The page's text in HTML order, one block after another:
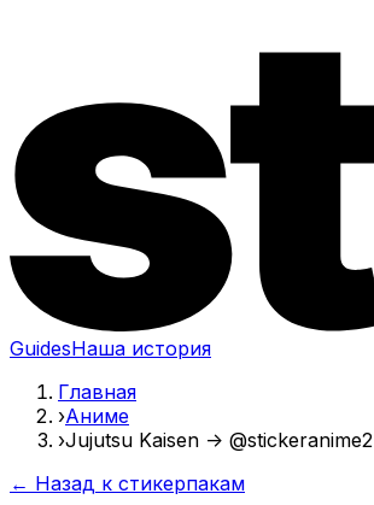
GuidesНаша история
Главная
›Аниме
›Jujutsu Kaisen -> @stickeranime2
← Назад к стикерпакам